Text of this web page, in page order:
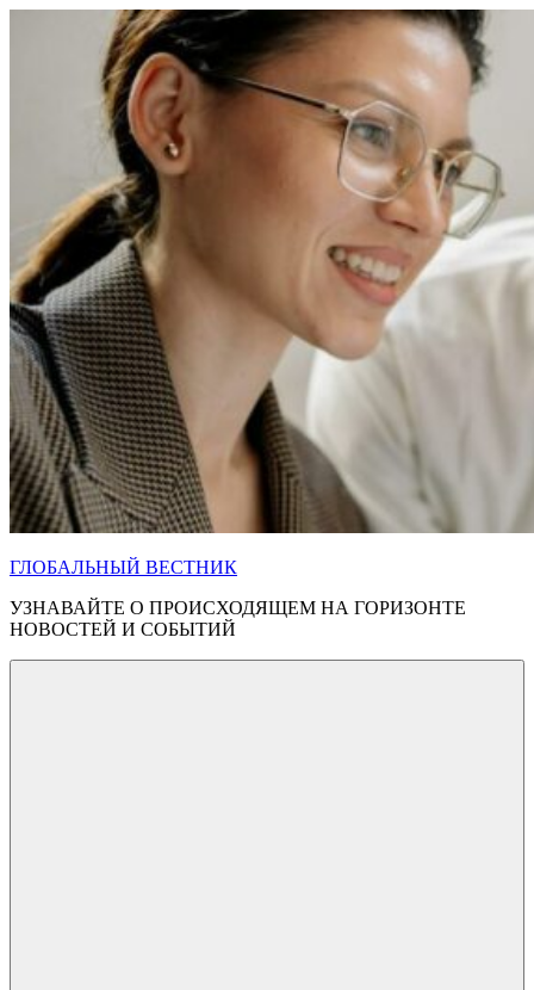
содержимому
ГЛОБАЛЬНЫЙ ВЕСТНИК
УЗНАВАЙТЕ О ПРОИСХОДЯЩЕМ НА ГОРИЗОНТЕ
НОВОСТЕЙ И СОБЫТИЙ